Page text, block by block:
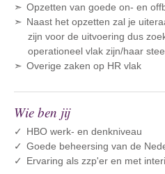
Opzetten van goede on- en
Naast het opzetten zal je
zijn voor de uitvoering dus
operationeel vlak zijn/haar
Overige zaken op HR vlak
Wie ben jij
HBO werk- en denkniveau
Goede beheersing van de
Ervaring als zzp'er en met